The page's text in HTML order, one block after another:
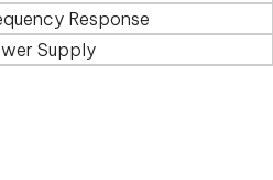
Response
Supply